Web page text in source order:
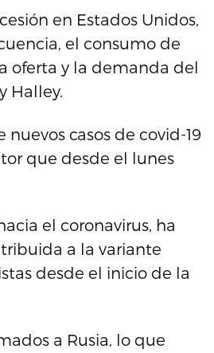
en Estados Unidos,
el consumo de
oferta y la demanda del
Halley.
casos de covid-19
que desde el lunes
el coronavirus, ha
a la variante
desde el inicio de la
a Rusia, lo que